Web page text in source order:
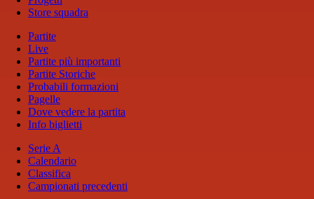
Store squadra
Partite
Live
Partite più importanti
Partite Storiche
Probabili formazioni
Pagelle
Dove vedere la partita
Info biglietti
Serie A
Calendario
Classifica
Campionati precedenti